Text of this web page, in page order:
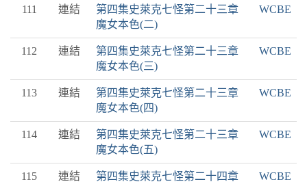
111 連結
第四集史萊克七怪第二十三章
魔女本色(二)
WCBE
112 連結
第四集史萊克七怪第二十三章
魔女本色(三)
WCBE
113 連結
第四集史萊克七怪第二十三章
魔女本色(四)
WCBE
114 連結
第四集史萊克七怪第二十三章
魔女本色(五)
WCBE
115 連結
第四集史萊克七怪第二十四章
WCBE